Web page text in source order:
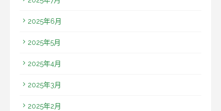
2025年6月
2025年5月
2025年4月
2025年3月
2025年2月